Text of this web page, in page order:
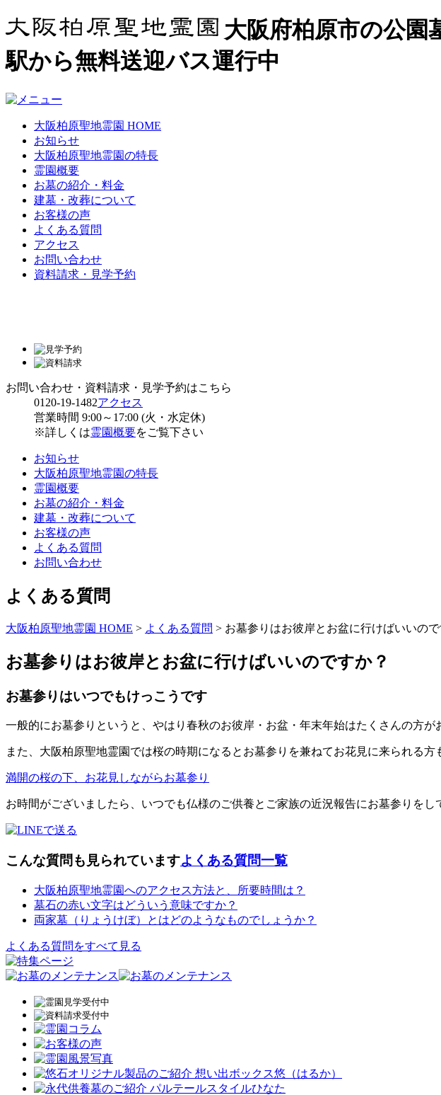
大阪府柏原市の公園
駅から無料送迎バス運行中
大阪柏原聖地霊園 HOME
お知らせ
大阪柏原聖地霊園の特長
霊園概要
お墓の紹介・料金
建墓・改葬について
お客様の声
よくある質問
アクセス
お問い合わせ
資料請求・見学予約
お問い合わせ・資料請求・見学予約はこちら
0120-19-1482アクセス
営業時間 9:00～17:00 (火・水定休)
※詳しくは霊園概要をご覧下さい
お知らせ
大阪柏原聖地霊園の特長
霊園概要
お墓の紹介・料金
建墓・改葬について
お客様の声
よくある質問
お問い合わせ
よくある質問
大阪柏原聖地霊園 HOME > よくある質問 > お墓参りはお彼岸とお盆に行けばいいので
お墓参りはお彼岸とお盆に行けばいいのですか？
お墓参りはいつでもけっこうです
一般的にお墓参りというと、やはり春秋のお彼岸・お盆・年末年始はたくさんの方が
また、大阪柏原聖地霊園では桜の時期になるとお墓参りを兼ねてお花見に来られる方
満開の桜の下、お花見しながらお墓参り
お時間がございましたら、いつでも仏様のご供養とご家族の近況報告にお墓参りをし
こんな質問も見られていますよくある質問一覧
大阪柏原聖地霊園へのアクセス方法と、所要時間は？
墓石の赤い文字はどういう意味ですか？
両家墓（りょうけぼ）とはどのようなものでしょうか？
よくある質問をすべて見る